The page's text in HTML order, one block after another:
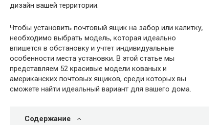
дизайн вашей территории.
Чтобы установить почтовый ящик на забор или калитку,
необходимо выбрать модель, которая идеально
впишется в обстановку и учтет индивидуальные
особенности места установки. В этой статье мы
представляем 52 красивые модели кованых и
американских почтовых ящиков, среди которых вы
сможете найти идеальный вариант для вашего дома.
Содержание